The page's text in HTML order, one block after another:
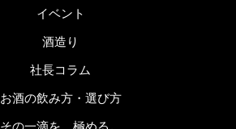
イベント
酒造り
社長コラム
お酒の飲み方・選び方
その一滴を、極める。